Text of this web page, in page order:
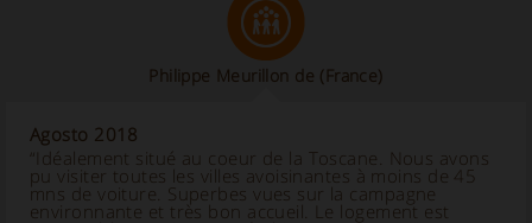
Philippe Meurillon de (France)
Agosto 2018
“Idéalement situé au coeur de la Toscane. Nous avons
pu visiter toutes les villes avoisinantes à moins de 45
mns de voiture. Superbes vues sur la campagne
environnante et très bon accueil. Le logement est